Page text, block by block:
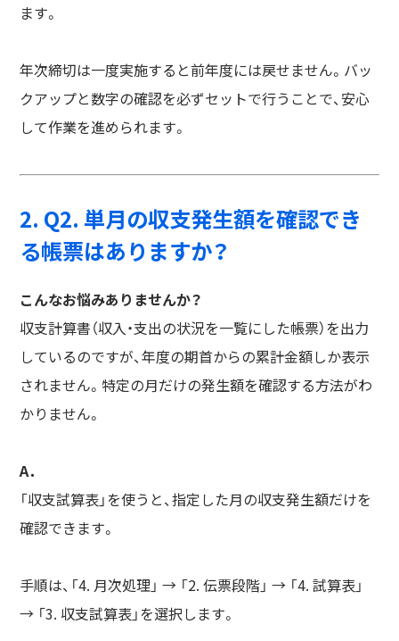
ます。
年次締切は一度実施すると前年度には戻せません。バッ
クアップと数字の確認を必ずセットで行うことで、安心
して作業を進められます。
2. Q2. 単月の収支発生額を確認でき
る帳票はありますか？
こんなお悩みありませんか？
収支計算書（収入・支出の状況を一覧にした帳票）を出力
しているのですが、年度の期首からの累計金額しか表示
されません。特定の月だけの発生額を確認する方法がわ
かりません。
A．
「収支試算表」を使うと、指定した月の収支発生額だけを
確認できます。
手順は、「4. 月次処理」 → 「2. 伝票段階」 → 「4. 試算表」
→ 「3. 収支試算表」を選択します。